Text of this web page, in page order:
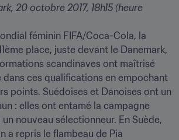
20 octobre 2017, 18h15 (heure
féminin FIFA/Coca-Cola, la
place, juste devant le Danemark,
scandinaves ont maîtrisé
dans ces qualifications en empochant
points. Suédoises et Danoises ont un
: elles ont entamé la campagne
nouveau sélectionneur. En Suède,
a repris le flambeau de Pia